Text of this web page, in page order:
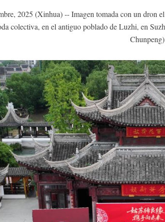
2025 (Xinhua) -- Imagen tomada con un dron
colectiva, en el antiguo poblado de Luzhi, en
Chunpeng)